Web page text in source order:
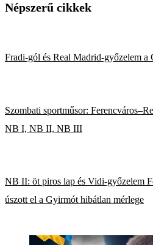
Népszerű cikkek
Fradi-gól és Real Madrid-győzelem a
Szombati sportműsor:
NB I, NB II, NB III
NB II: öt piros lap és Vidi-győzelem
úszott el a Gyirmót hibátlan mérlege